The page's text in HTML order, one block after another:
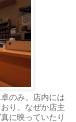
のみ。店内には
り、なぜか店主
に映っていたり